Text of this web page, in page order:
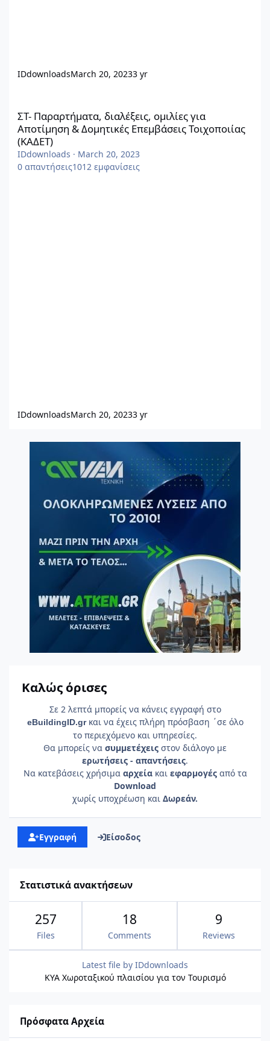
IDdownloadsMarch 20, 20233 yr
ΣΤ- Παραρτήματα, διαλέξεις, ομιλίες για
Αποτίμηση & Δομητικές Επεμβάσεις Τοιχοποιίας
(ΚΑΔΕΤ)
IDdownloads · March 20, 2023
0 απαντήσεις1012 εμφανίσεις
IDdownloadsMarch 20, 20233 yr
Καλώς όρισες
Σε 2 λεπτά μπορείς να κάνεις εγγραφή στο
eBuildingID.gr και να έχεις πλήρη πρόσβαση ΄σε όλο
το περιεχόμενο και υπηρεσίες.
Θα μπορείς να συμμετέχεις στον διάλογο με
ερωτήσεις - απαντήσεις.
Να κατεβάσεις χρήσιμα αρχείακαι εφαρμογέςαπό τα
Download
χωρίς υποχρέωση και Δωρεάν.
Εγγραφή Είσοδος
Στατιστικά ανακτήσεων
257
Files
18
Comments
9
Reviews
Latest file by IDdownloads
ΚΥΑ Χωροταξικού πλαισίου για τον Τουρισμό
Πρόσφατα Αρχεία